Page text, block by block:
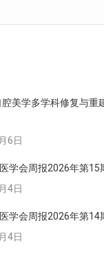
美学多学科修复与重
6日
学会周报2026年第15
4日
学会周报2026年第14
4日